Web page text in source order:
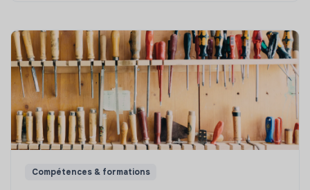
Compétences & formations